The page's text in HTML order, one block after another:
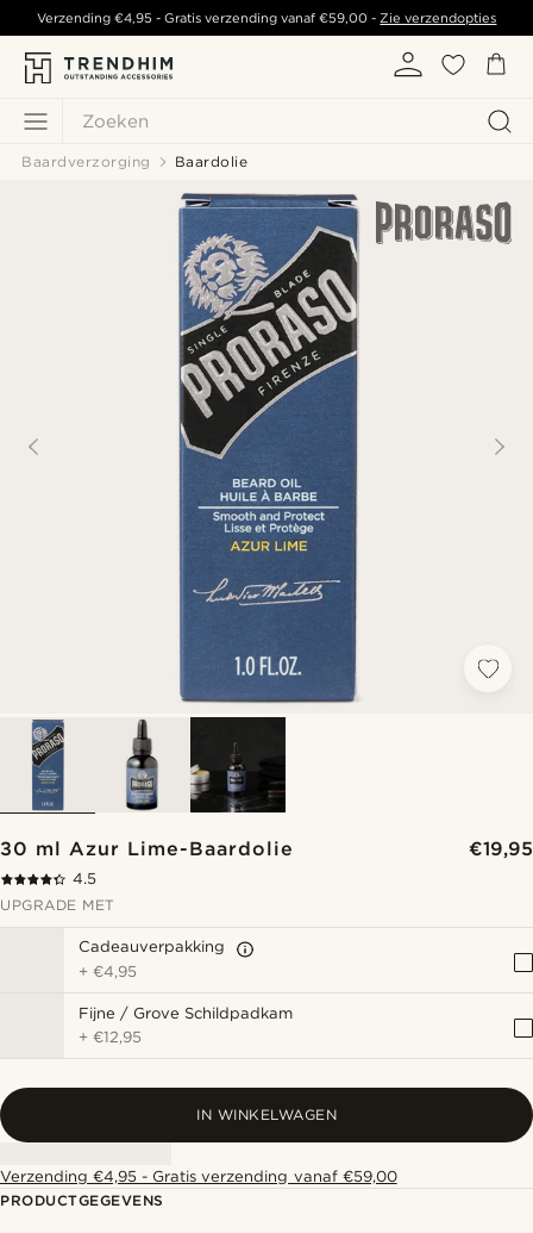
Zoeken
Verzending €4,95 - Gratis verzending vanaf€59,00 -Zie verzendopties
Baardverzorging Baardolie
30 ml Azur Lime-Baardolie €19,95
4.5
UPGRADE MET
Cadeauverpakking
+€4,95
Fijne / Grove Schildpadkam
+€12,95
IN WINKELWAGEN
Verzending €4,95 - Gratis verzending vanaf €59,00
PRODUCTGEGEVENS